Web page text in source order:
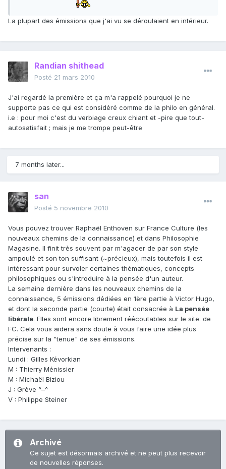
La plupart des émissions que j'ai vu se déroulaient en intérieur.
Randian shithead
Posté 21 mars 2010
J'ai regardé la première et ça m'a rappelé pourquoi je ne
supporte pas ce qui est considéré comme de la philo en général.
i.e : pour moi c'est du verbiage creux chiant et -pire que tout-
autosatisfait ; mais je me trompe peut-être
7 months later...
san
Posté 5 novembre 2010
Vous pouvez trouver Raphaël Enthoven sur France Culture (les
nouveaux chemins de la connaissance) et dans Philosophie
Magasine. Il finit très souvent par m'agacer de par son style
ampoulé et son ton suffisant (~précieux), mais toutefois il est
intéressant pour survoler certaines thématiques, concepts
philosophiques ou s'introduire à la pensée d'un auteur.
La semaine dernière dans les nouveaux chemins de la
connaissance, 5 émissions dédiées en 1ère partie à Victor Hugo,
et dont la seconde partie (courte) était consacrée à La pensée
libérale. Elles sont encore librement réécoutables sur le site. de
FC. Cela vous aidera sans doute à vous faire une idée plus
précise sur la "tenue" de ses émissions.
Intervenants :
Lundi : Gilles Kévorkian
M : Thierry Ménissier
M : Michaël Biziou
J : Grève ^–^
V : Philippe Steiner
Archivé
Ce sujet est désormais archivé et ne peut plus recevoir
de nouvelles réponses.